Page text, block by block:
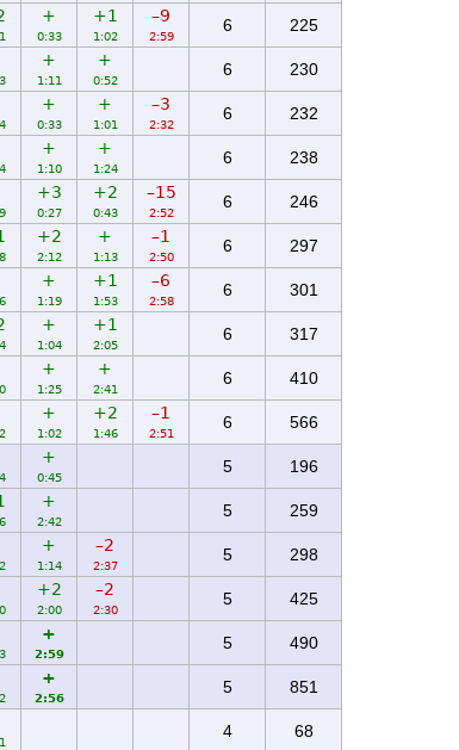
+
0:33
+1
1:02
–9
2:59
6 225
+
1:11
+
0:52
6 230
+
0:33
+
1:01
–3
2:32
6 232
+
1:10
+
1:24
6 238
+3
0:27
+2
0:43
–15
2:52
6 246
+2
2:12
+
1:13
–1
2:50
6 297
+
1:19
+1
1:53
–6
2:58
6 301
+
1:04
+1
2:05
6 317
+
1:25
+
2:41
6 410
+
1:02
+2
1:46
–1
2:51
6 566
+
0:45
5 196
+
2:42
5 259
+
1:14
–2
2:37
5 298
+2
2:00
–2
2:30
5 425
+
2:59
5 490
+
2:56
5 851
4 68